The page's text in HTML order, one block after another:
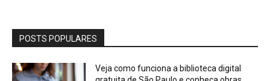
POSTS POPULARES
Veja como funciona a biblioteca digital